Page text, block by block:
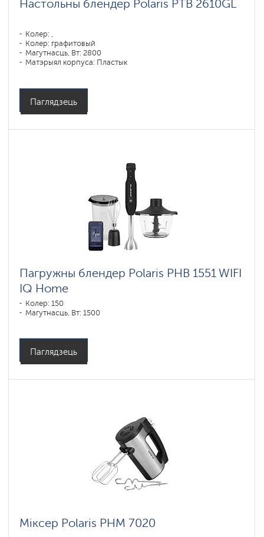
Настольны блендер Polaris PTB 2610GL
Колер: ,
Колер: графитовый
Магутнасць, Вт: 2800
Матэрыял корпуса: Пластык
Паглядзець
Пагружны блендер Polaris PHB 1551 WIFI
IQ Home
Колер: 150
Магутнасць, Вт: 1500
Паглядзець
Міксер Polaris PHM 7020